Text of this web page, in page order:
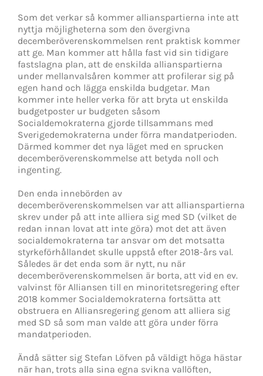
Som det verkar så kommer allianspartierna inte att
nyttja möjligheterna som den övergivna
decemberöverenskommelsen rent praktisk kommer
att ge. Man kommer att hålla fast vid sin tidigare
fastslagna plan, att de enskilda allianspartierna
under mellanvalsåren kommer att profilerar sig på
egen hand och lägga enskilda budgetar. Man
kommer inte heller verka för att bryta ut enskilda
budgetposter ur budgeten såsom
Socialdemokraterna gjorde tillsammans med
Sverigedemokraterna under förra mandatperioden.
Därmed kommer det nya läget med en sprucken
decemberöverenskommelse att betyda noll och
ingenting.
Den enda innebörden av
decemberöverenskommelsen var att allianspartierna
skrev under på att inte alliera sig med SD (vilket de
redan innan lovat att inte göra) mot det att även
socialdemokraterna tar ansvar om det motsatta
styrkeförhållandet skulle uppstå efter 2018-års val.
Således är det enda som är nytt, nu när
decemberöverenskommelsen är borta, att vid en ev.
valvinst för Alliansen till en minoritetsregering efter
2018 kommer Socialdemokraterna fortsätta att
obstruera en Alliansregering genom att alliera sig
med SD så som man valde att göra under förra
mandatperioden.
Ändå sätter sig Stefan Löfven på väldigt höga hästar
när han, trots alla sina egna svikna vallöften,